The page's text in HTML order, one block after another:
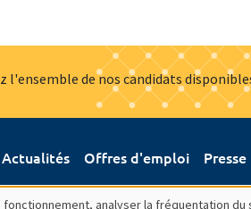
l'ensemble de nos candidats
Actualités Offres d'emploi Presse
analyser la fréquentation